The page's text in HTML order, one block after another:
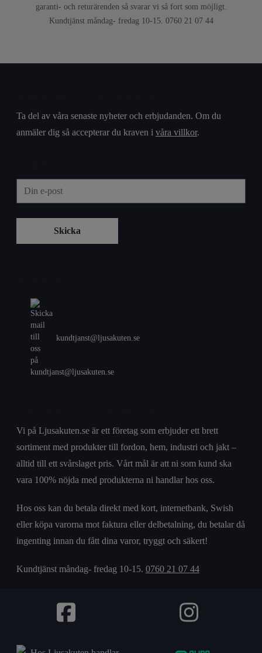
garanti- och returärenden så svarar vi så fort som möjligt.
Kundtjänst måndag- fredag 10-15. 0760 21 07 44
Ta del av våra senaste nyheter och erbjudanden. Om du
anmäler dig så accepterar du kraven i våra villkor.
kundtjanst@ljusakuten.se
Vi på Ljusakuten.se är ett företag som erbjuder ett brett
sortiment med produkter till fordon, hem, industri och jakt –
alltid till ett svårslaget pris. Vårt mål är att ni som kund ska
vara 100% nöjda med produkterna ni handlar hos oss.
Hos oss kan du betala direkt med kort, internetbank, Swish
eller köpa varorna mot faktura eller delbetalning, du betalar då
ingenting innan du fått dina varor, tryggt och säkert!
Kundtjänst måndag- fredag 10-15. 0760 21 07 44